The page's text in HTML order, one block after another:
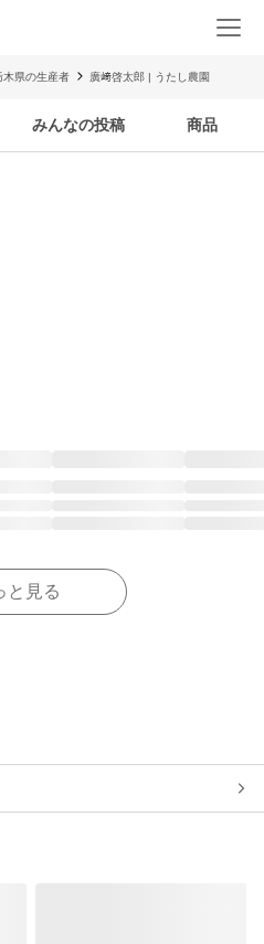
木県の生産者 廣﨑啓太郎 | うたし農園
みんなの投稿 商品
と見る